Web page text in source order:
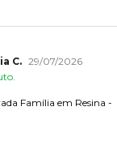
C. 29/07/2026
Família em Resina -